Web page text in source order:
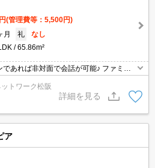
(管理費等：5,500円)
月 礼
なし
65.86m²
あれば非対面で会話が可能♪ ファミリ
間取りです♪生活環境を整えて、おうち
トワーク松阪
詳細を見る
ア